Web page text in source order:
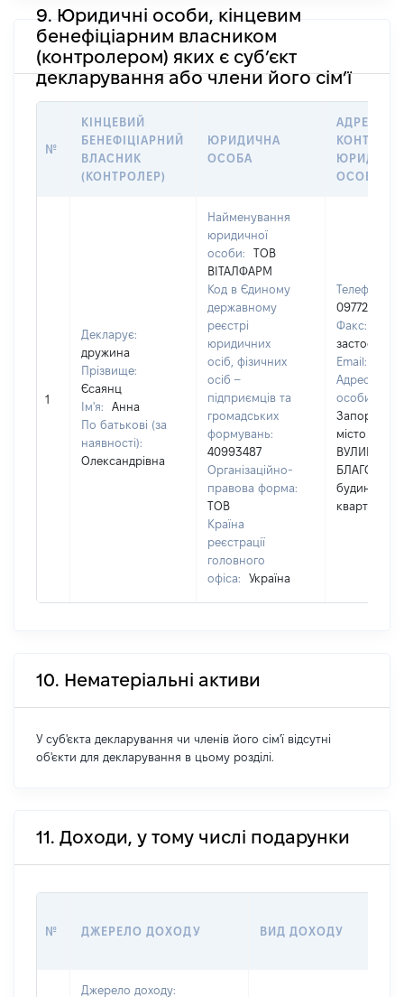
9. Юридичні особи, кінцевим
бенефіціарним власником
(контролером) яких є суб’єкт
декларування або члени його сім’ї
№
КІНЦЕВИЙ
БЕНЕФІЦІАРНИЙ
ВЛАСНИК
(КОНТРОЛЕР)
ЮРИДИЧНА
ОСОБА
АДРЕСА ТА
КОНТАКТИ
ОСОБИ
1
Декларує:
дружина
Прізвище:
Єсаянц
Ім'я:
Анна
По батькові (за
наявності):
Олександрівна
Найменування
юридичної
особи:
ТОВ
ВІТАЛФАРМ
Код в Єдиному
державному
реєстрі
юридичних
осіб, фізичних
осіб –
підприємців та
громадських
формувань:
40993487
Організаційно-
правова форма:
ТОВ
Країна
реєстрації
головного
офіса:
Україна
Телефон:
0977277827
Факс:
Email:
Адреса
особи:
Запорізька
місто
ВУЛИЦЯ
будинок 35,
квартира 1
10. Нематеріальні активи
У суб'єкта декларування чи членів його сім'ї відсутні
об'єкти для декларування в цьому розділі.
11. Доходи, у тому числі подарунки
№ ДЖЕРЕЛО ДОХОДУ ВИД ДОХОДУ
Джерело доходу: